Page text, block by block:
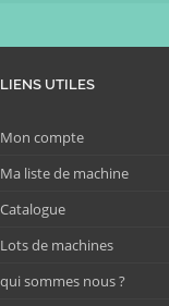
LIENS UTILES
Mon compte
Ma liste de machine
Catalogue
Lots de machines
qui sommes nous ?